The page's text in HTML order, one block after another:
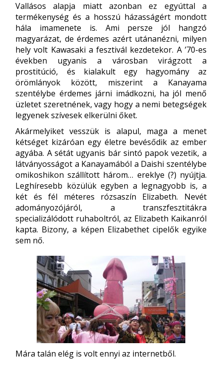
Vallásos alapja miatt azonban ez egyúttal a
termékenység és a hosszú házasságért mondott
hála imamenete is. Ami persze jól hangzó
magyarázat, de érdemes azért utánanézni, milyen
hely volt Kawasaki a fesztivál kezdetekor. A ’70-es
években ugyanis a városban virágzott a
prostitúció, és kialakult egy hagyomány az
örömlányok között, miszerint a Kanayama
szentélybe érdemes járni imádkozni, ha jól menő
üzletet szeretnének, vagy hogy a nemi betegségek
legyenek szívesek elkerülni őket.
Akármelyiket vesszük is alapul, maga a menet
kétséget kizáróan egy életre bevésődik az ember
agyába. A sétát ugyanis bár sintó papok vezetik, a
látványosságot a Kanayamából a Daishi szentélybe
omikoshikon szállított három… ereklye (?) nyújtja.
Leghíresebb közülük egyben a legnagyobb is, a
két és fél méteres rózsaszín Elizabeth. Nevét
adományozójáról, a transzfesztitákra
specializálódott ruhaboltról, az Elizabeth Kaikanról
kapta. Bizony, a képen Elizabethet cipelők egyike
sem nő.
Mára talán elég is volt ennyi az internetből.